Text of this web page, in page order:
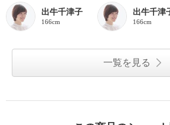
出牛千津子
166cm
出牛千津
166cm
一覧を見る